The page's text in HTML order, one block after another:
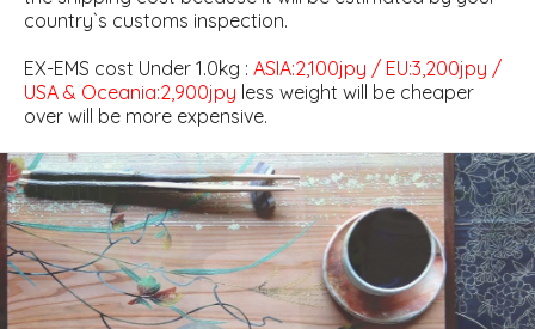
country`s customs inspection.
EX-EMS cost Under 1.0kg : ASIA:2,100jpy / EU:3,200jpy /
USA & Oceania:2,900jpy less weight will be cheaper
over will be more expensive.